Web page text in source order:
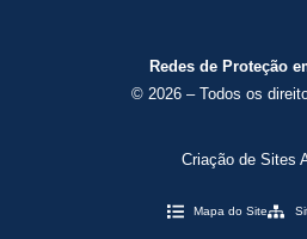
Redes de Proteção
© 2026 – Todos os
Criação de Sites
Mapa do Site